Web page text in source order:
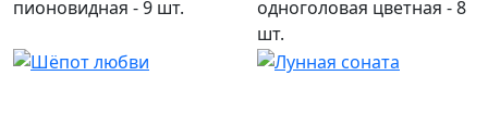
пионовидная - 9 шт.
одноголовая цветная - 8
шт.